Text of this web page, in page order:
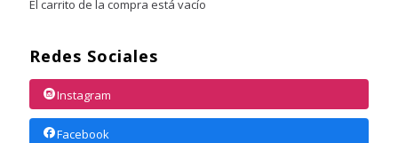
El carrito de la compra está vacío
Redes Sociales
Instagram
Facebook